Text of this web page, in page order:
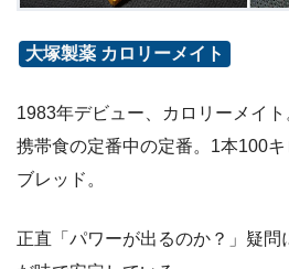
大塚製薬 カロリーメイト
1983年デビュー、カロリーメイト
携帯食の定番中の定番。1本100
ブレッド。
正直「パワーが出るのか？」疑問